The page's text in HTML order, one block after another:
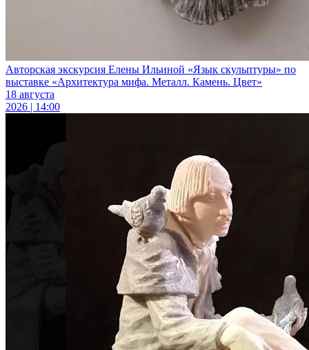
Авторская экскурсия Елены Ильиной «Язык скульптуры» по
выставке «Архитектура мифа. Металл. Камень. Цвет»
18 августа
2026 | 14:00